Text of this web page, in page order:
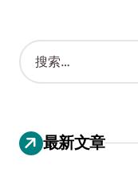
搜
索
：
最新文章